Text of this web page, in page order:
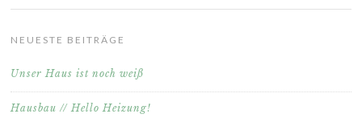
NEUESTE BEITRÄGE
Unser Haus ist noch weiß
Hausbau // Hello Heizung!